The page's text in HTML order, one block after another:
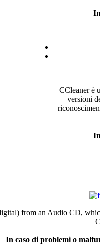
CCleaner è
versioni
from an Audio CD,
In caso di problemi o